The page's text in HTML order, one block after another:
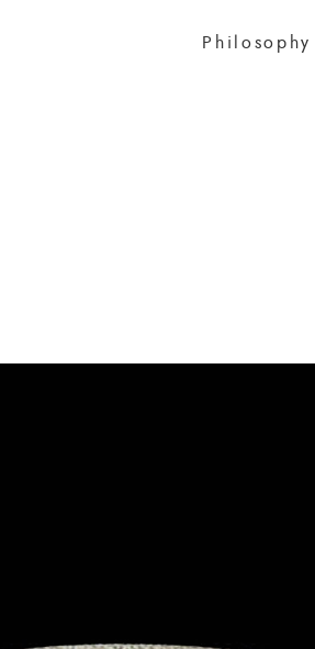
Philosophy